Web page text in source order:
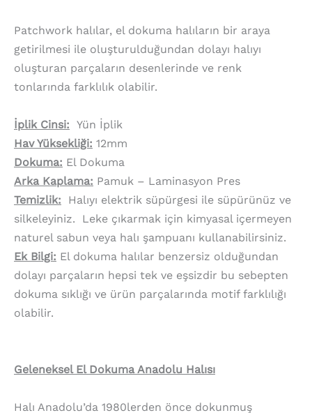
Patchwork halılar, el dokuma halıların bir araya
getirilmesi ile oluşturulduğundan dolayı halıyı
oluşturan parçaların desenlerinde ve renk
tonlarında farklılık olabilir.
İplik Cinsi: Yün İplik
Hav Yüksekliği: 12mm
Dokuma: El Dokuma
Arka Kaplama: Pamuk – Laminasyon Pres
Temizlik: Halıyı elektrik süpürgesi ile süpürünüz ve
silkeleyiniz. Leke çıkarmak için kimyasal içermeyen
naturel sabun veya halı şampuanı kullanabilirsiniz.
Ek Bilgi: El dokuma halılar benzersiz olduğundan
dolayı parçaların hepsi tek ve eşsizdir bu sebepten
dokuma sıklığı ve ürün parçalarında motif farklılığı
olabilir.
Geleneksel El Dokuma Anadolu Halısı
Halı Anadolu’da 1980lerden önce dokunmuş